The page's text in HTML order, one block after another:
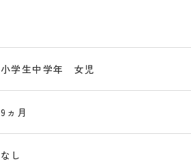
小学生中学年 女児
9ヵ月
なし